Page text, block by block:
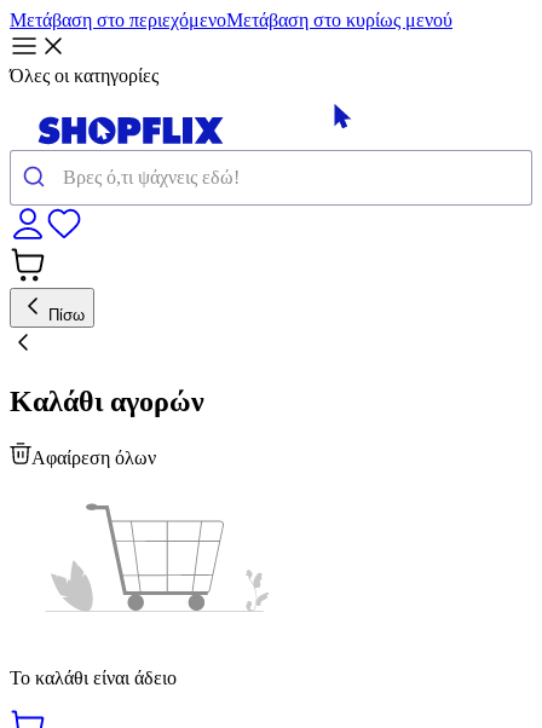
Μετάβαση στο περιεχόμενοΜετάβαση στο κυρίως μενού
Όλες οι κατηγορίες
Πίσω
Καλάθι αγορών
Αφαίρεση όλων
Το καλάθι είναι άδειο